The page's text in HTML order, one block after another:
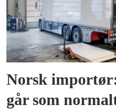
Norsk
går som